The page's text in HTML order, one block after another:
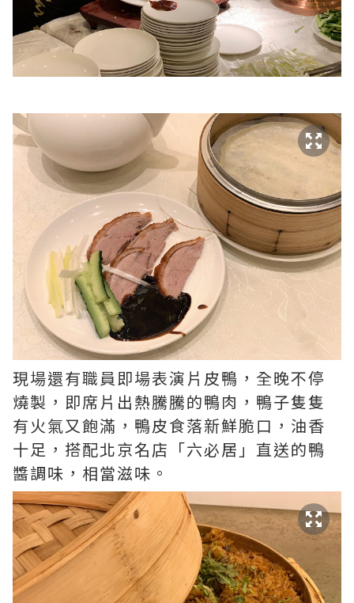
現場還有職員即場表演片皮鴨，全晚不停
燒製，即席片出熱騰騰的鴨肉，鴨子隻隻
有火氣又飽滿，鴨皮食落新鮮脆口，油香
十足，搭配北京名店「六必居」直送的鴨
醬調味，相當滋味。